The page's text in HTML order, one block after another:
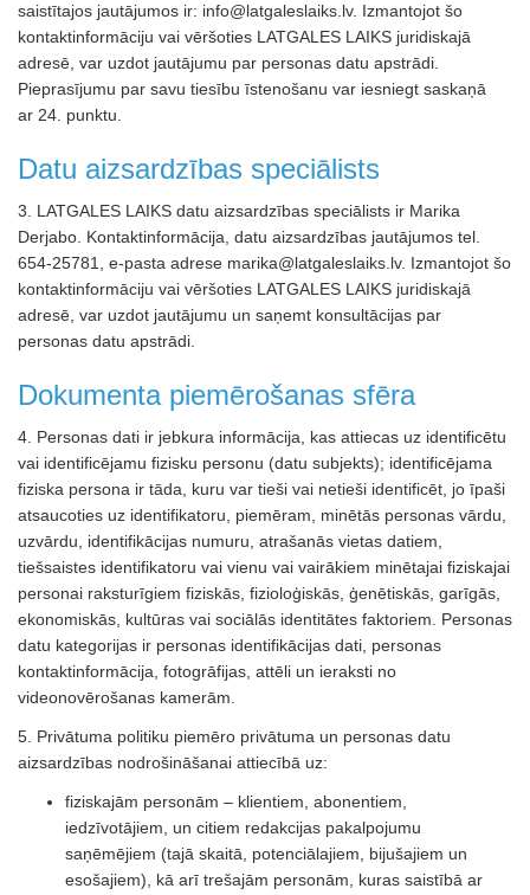
saistītajos jautājumos ir: info@latgaleslaiks.lv. Izmantojot šo
kontaktinformāciju vai vēršoties LATGALES LAIKS juridiskajā
adresē, var uzdot jautājumu par personas datu apstrādi.
Pieprasījumu par savu tiesību īstenošanu var iesniegt saskaņā
ar 24. punktu.
Datu aizsardzības speciālists
3. LATGALES LAIKS datu aizsardzības speciālists ir Marika
Derjabo. Kontaktinformācija, datu aizsardzības jautājumos tel.
654-25781, e-pasta adrese marika@latgaleslaiks.lv. Izmantojot šo
kontaktinformāciju vai vēršoties LATGALES LAIKS juridiskajā
adresē, var uzdot jautājumu un saņemt konsultācijas par
personas datu apstrādi.
Dokumenta piemērošanas sfēra
4. Personas dati ir jebkura informācija, kas attiecas uz identificētu
vai identificējamu fizisku personu (datu subjekts); identificējama
fiziska persona ir tāda, kuru var tieši vai netieši identificēt, jo īpaši
atsaucoties uz identifikatoru, piemēram, minētās personas vārdu,
uzvārdu, identifikācijas numuru, atrašanās vietas datiem,
tiešsaistes identifikatoru vai vienu vai vairākiem minētajai fiziskajai
personai raksturīgiem fiziskās, fizioloģiskās, ģenētiskās, garīgās,
ekonomiskās, kultūras vai sociālās identitātes faktoriem. Personas
datu kategorijas ir personas identifikācijas dati, personas
kontaktinformācija, fotogrāfijas, attēli un ieraksti no
videonovērošanas kamerām.
5. Privātuma politiku piemēro privātuma un personas datu
aizsardzības nodrošināšanai attiecībā uz:
fiziskajām personām – klientiem, abonentiem,
iedzīvotājiem, un citiem redakcijas pakalpojumu
saņēmējiem (tajā skaitā, potenciālajiem, bijušajiem un
esošajiem), kā arī trešajām personām, kuras saistībā ar